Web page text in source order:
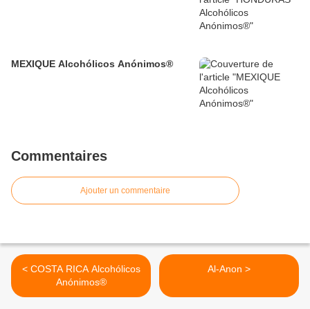
MEXIQUE Alcohólicos Anónimos®
Commentaires
Ajouter un commentaire
< COSTA RICA Alcohólicos
Anónimos®
Al-Anon >